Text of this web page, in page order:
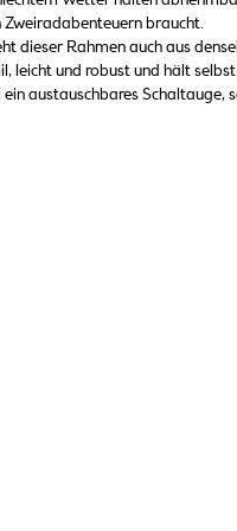
Zweiradabenteuern braucht.
dieser Rahmen auch aus
leicht und robust und hält
austauschbares Schaltauge,